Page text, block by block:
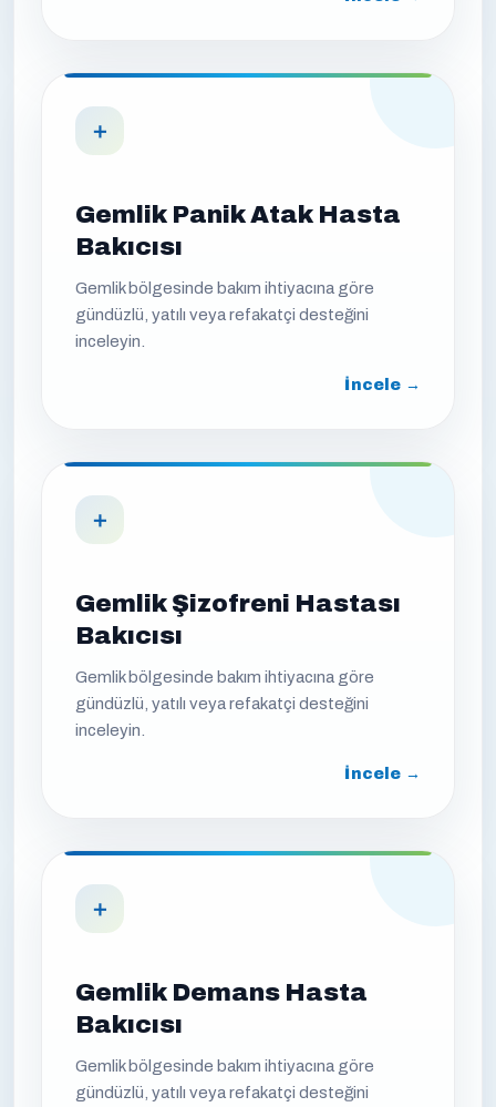
＋
Gemlik Panik Atak Hasta
Bakıcısı
Gemlik bölgesinde bakım ihtiyacına göre
gündüzlü, yatılı veya refakatçi desteğini
inceleyin.
İncele →
＋
Gemlik Şizofreni Hastası
Bakıcısı
Gemlik bölgesinde bakım ihtiyacına göre
gündüzlü, yatılı veya refakatçi desteğini
inceleyin.
İncele →
＋
Gemlik Demans Hasta
Bakıcısı
Gemlik bölgesinde bakım ihtiyacına göre
gündüzlü, yatılı veya refakatçi desteğini